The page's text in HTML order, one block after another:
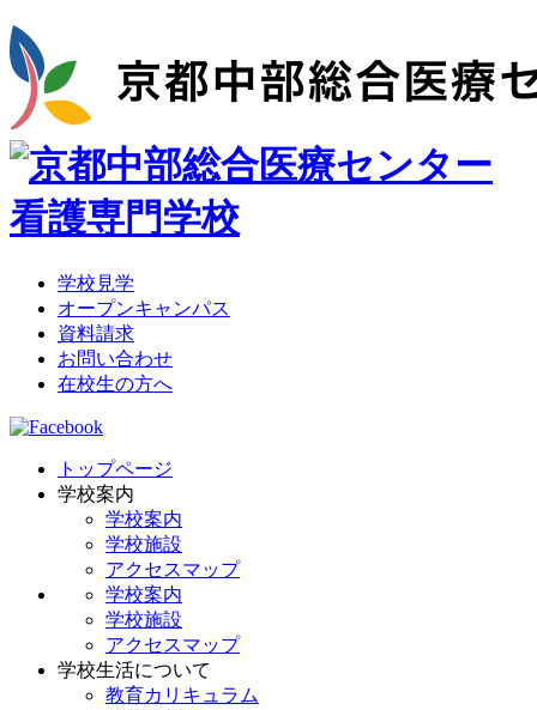
学校見学
オープンキャンパス
資料請求
お問い合わせ
在校生の方へ
トップページ
学校案内
学校案内
学校施設
アクセスマップ
学校案内
学校施設
アクセスマップ
学校生活について
教育カリキュラム